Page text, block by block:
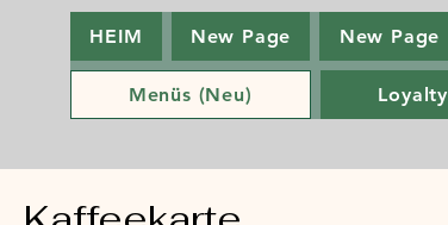
HEIM New Page New Page
Menüs (Neu) Loyalty